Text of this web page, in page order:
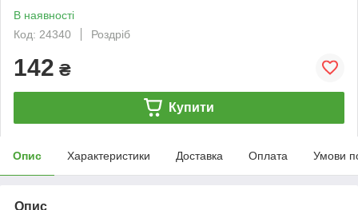
В наявності
Код: 24340
Роздріб
142 ₴
Купити
Опис Характеристики Доставка Оплата Умови
Опис